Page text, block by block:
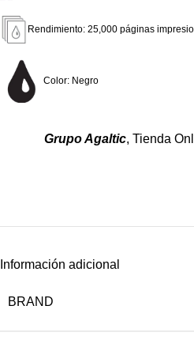
Rendimiento: 25,000 páginas
Color: Negro
Grupo Agaltic, Tienda
Información adicional
BRAND